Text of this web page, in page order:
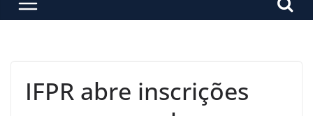
IFPR abre inscrições